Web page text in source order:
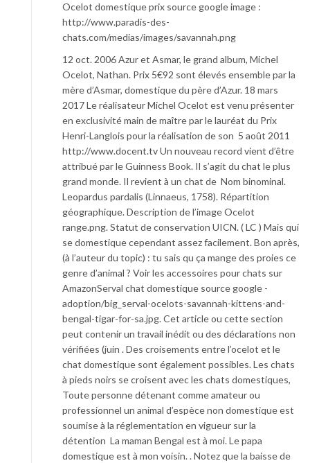
Ocelot domestique prix source google image :
http://www.paradis-des-
chats.com/medias/images/savannah.png
12 oct. 2006 Azur et Asmar, le grand album, Michel
Ocelot, Nathan. Prix 5€92 sont élevés ensemble par la
mère d’Asmar, domestique du père d’Azur. 18 mars
2017 Le réalisateur Michel Ocelot est venu présenter
en exclusivité main de maître par le lauréat du Prix
Henri-Langlois pour la réalisation de son 5 août 2011
http://www.docent.tv Un nouveau record vient d’être
attribué par le Guinness Book. Il s’agit du chat le plus
grand monde. Il revient à un chat de Nom binominal.
Leopardus pardalis (Linnaeus, 1758). Répartition
géographique. Description de l’image Ocelot
range.png. Statut de conservation UICN. ( LC ) Mais qui
se domestique cependant assez facilement. Bon après,
(à l’auteur du topic) : tu sais qu ça mange des proies ce
genre d’animal ? Voir les accessoires pour chats sur
AmazonServal chat domestique source google -
adoption/big_serval-ocelots-savannah-kittens-and-
bengal-tigar-for-sa.jpg. Cet article ou cette section
peut contenir un travail inédit ou des déclarations non
vérifiées (juin . Des croisements entre l’ocelot et le
chat domestique sont également possibles. Les chats
à pieds noirs se croisent avec les chats domestiques,
Toute personne détenant comme amateur ou
professionnel un animal d’espèce non domestique est
soumise à la réglementation en vigueur sur la
détention La maman Bengal est à moi. Le papa
domestique est à mon voisin. . Notez que la baisse de